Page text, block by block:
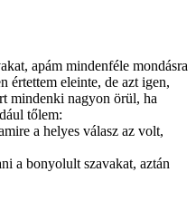
apám mindenféle mondásra
értettem eleinte, de azt igen,
mindenki nagyon örül, ha
tőlem:
a helyes válasz az volt,
a bonyolult szavakat, aztán